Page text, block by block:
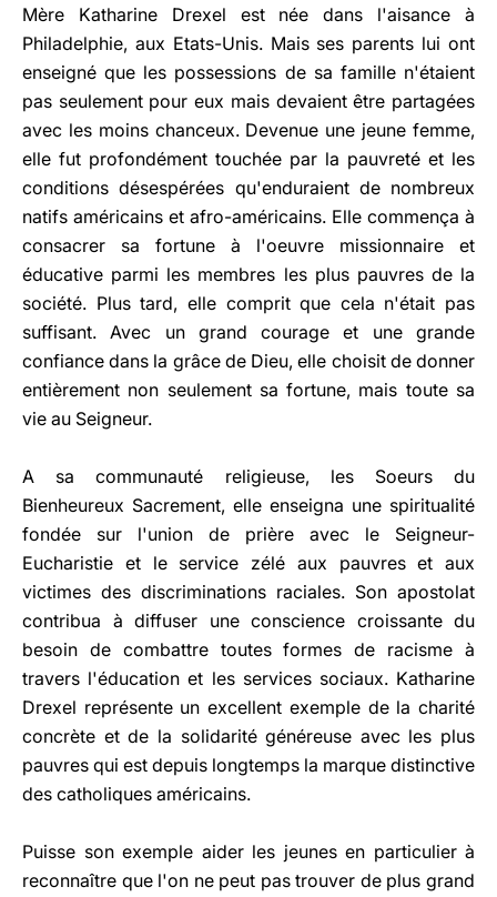
Mère Katharine Drexel est née dans l'aisance à
Philadelphie, aux Etats-Unis. Mais ses parents lui ont
enseigné que les possessions de sa famille n'étaient
pas seulement pour eux mais devaient être partagées
avec les moins chanceux. Devenue une jeune femme,
elle fut profondément touchée par la pauvreté et les
conditions désespérées qu'enduraient de nombreux
natifs américains et afro-américains. Elle commença à
consacrer sa fortune à l'oeuvre missionnaire et
éducative parmi les membres les plus pauvres de la
société. Plus tard, elle comprit que cela n'était pas
suffisant. Avec un grand courage et une grande
confiance dans la grâce de Dieu, elle choisit de donner
entièrement non seulement sa fortune, mais toute sa
vie au Seigneur.
A sa communauté religieuse, les Soeurs du
Bienheureux Sacrement, elle enseigna une spiritualité
fondée sur l'union de prière avec le Seigneur-
Eucharistie et le service zélé aux pauvres et aux
victimes des discriminations raciales. Son apostolat
contribua à diffuser une conscience croissante du
besoin de combattre toutes formes de racisme à
travers l'éducation et les services sociaux. Katharine
Drexel représente un excellent exemple de la charité
concrète et de la solidarité généreuse avec les plus
pauvres qui est depuis longtemps la marque distinctive
des catholiques américains.
Puisse son exemple aider les jeunes en particulier à
reconnaître que l'on ne peut pas trouver de plus grand